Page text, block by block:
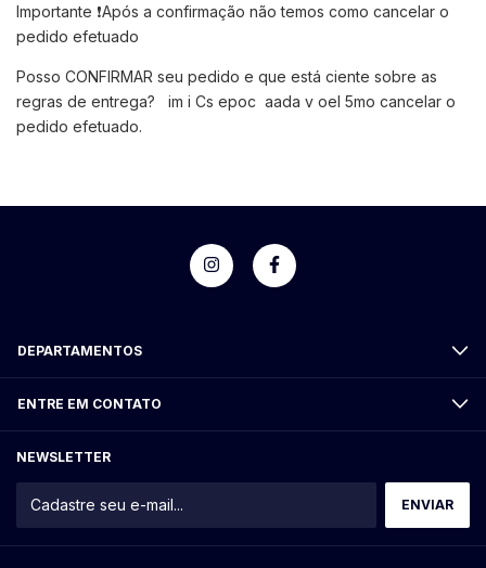
Importante ❗Após a confirmação não temos como cancelar o
pedido efetuado
Posso CONFIRMAR seu pedido e que está ciente sobre as
regras de entrega? im i Cs epoc aada v oel 5mo cancelar o
pedido efetuado.
DEPARTAMENTOS
ENTRE EM CONTATO
NEWSLETTER